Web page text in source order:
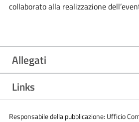
collaborato alla realizzazione
Allegati
Links
Responsabile della pubblicazione: Ufficio